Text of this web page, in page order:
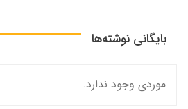
بایگانی نوشته‌ها
موردی وجود ندارد.